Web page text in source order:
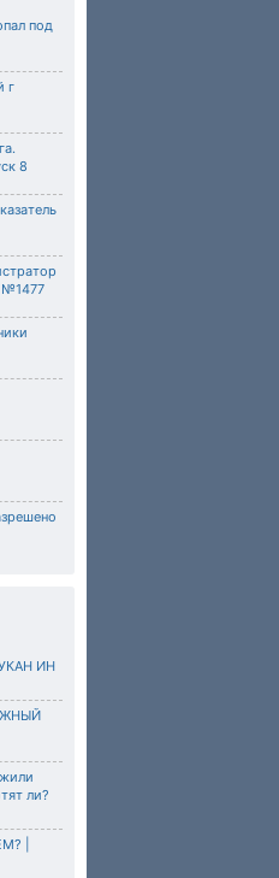
под
г
8
№1477
ИН
ли?
|